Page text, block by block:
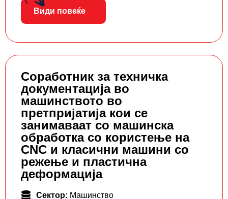
Види повеќе
Соработник за техничка
документација во
машинството во
претпријатија кои се
занимаваат со машинска
обработка со користење на
CNC и класични машини со
режење и пластична
деформација
Сектор: Машинство